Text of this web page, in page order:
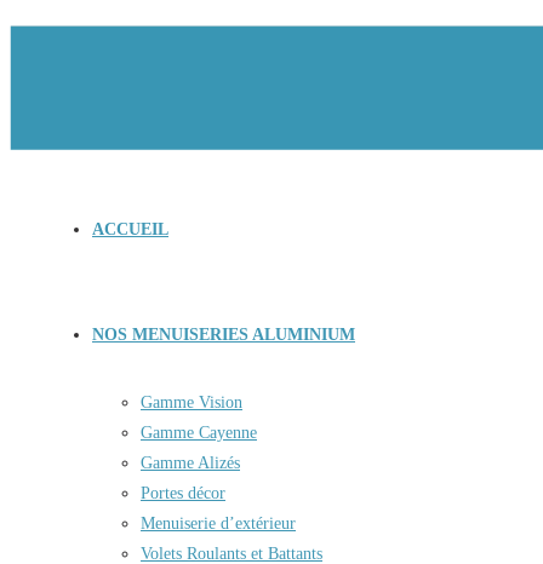
ACCUEIL
NOS MENUISERIES ALUMINIUM
Gamme Vision
Gamme Cayenne
Gamme Alizés
Portes décor
Menuiserie d’extérieur
Volets Roulants et Battants